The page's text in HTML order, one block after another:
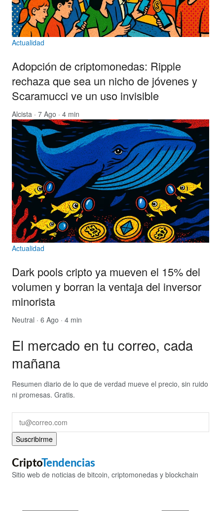
Actualidad
Adopción de criptomonedas: Ripple
rechaza que sea un nicho de jóvenes y
Scaramucci ve un uso invisible
Alcista · 7 Ago · 4 min
Actualidad
Dark pools cripto ya mueven el 15% del
volumen y borran la ventaja del inversor
minorista
Neutral · 6 Ago · 4 min
El mercado en tu correo, cada
mañana
Resumen diario de lo que de verdad mueve el precio, sin ruido
ni promesas. Gratis.
Suscribirme
CriptoTendencias
Sitio web de noticias de bitcoin, criptomonedas y blockchain